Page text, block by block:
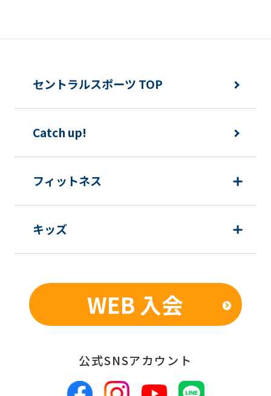
セントラルスポーツ TOP
Catch up!
フィットネス
キッズ
WEB 入会
公式SNSアカウント